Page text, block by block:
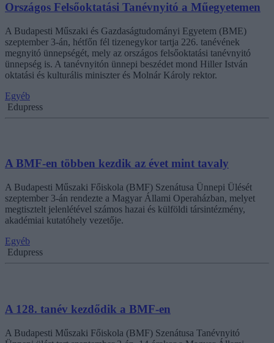
Országos Felsőoktatási Tanévnyitó a Műegyetemen
A Budapesti Műszaki és Gazdaságtudományi Egyetem (BME)
szeptember 3-án, hétfőn fél tizenegykor tartja 226. tanévének
megnyitó ünnepségét, mely az országos felsőoktatási tanévnyitó
ünnepség is. A tanévnyitón ünnepi beszédet mond Hiller István
oktatási és kulturális miniszter és Molnár Károly rektor.
Egyéb
Edupress
A BMF-en többen kezdik az évet mint tavaly
A Budapesti Műszaki Főiskola (BMF) Szenátusa Ünnepi Ülését
szeptember 3-án rendezte a Magyar Állami Operaházban, melyet
megtisztelt jelenlétével számos hazai és külföldi társintézmény,
akadémiai kutatóhely vezetője.
Egyéb
Edupress
A 128. tanév kezdődik a BMF-en
A Budapesti Műszaki Főiskola (BMF) Szenátusa Tanévnyitó